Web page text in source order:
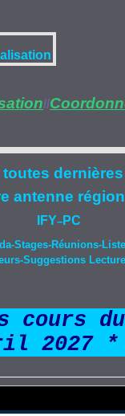
//
toutes
antenne
IFY–PC
Stages-Réunions-
Suggestions
cours
2027 *